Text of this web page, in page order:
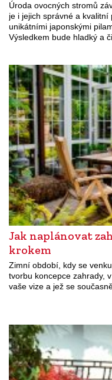
Úroda ovocných stromů
je i jejich správné a
unikátními japonskými
Výsledkem bude hladký a
Jak naplánovat
krokem
Zimní období, kdy se
tvorbu koncepce zahrady,
vaše vize a jež se